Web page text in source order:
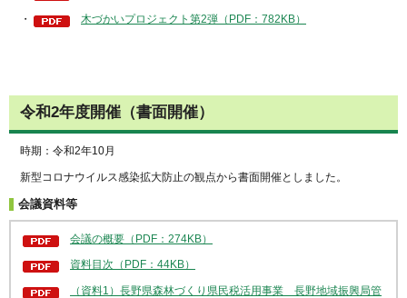
・ 木づかいプロジェクト第2弾（PDF：782KB）
令和2年度開催（書面開催）
時期：令和2年10月
新型コロナウイルス感染拡大防止の観点から書面開催としました。
会議資料等
会議の概要（PDF：274KB）
資料目次（PDF：44KB）
（資料1）長野県森林づくり県民税活用事業 長野地域振興局管